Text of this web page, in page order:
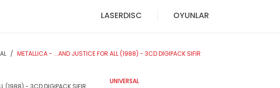
LASERDISC OYUNLAR
METALLICA - ...AND JUSTICE FOR ALL (1988) - 3CD DIGIPACK SIFIR
UNIVERSAL